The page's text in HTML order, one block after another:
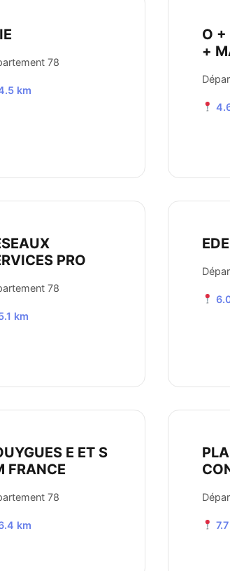
78
km
O +
+
PRO
78
km
E ET S
FRANCE
78
km